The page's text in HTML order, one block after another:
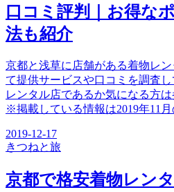
口コミ評判｜お得な
法も紹介
京都と浅草に店舗がある着物レ
て提供サービスや口コミを調査
レンタル店であるか気になる方
※掲載している情報は2019年11
2019-12-17
きつねと旅
京都で格安着物レン